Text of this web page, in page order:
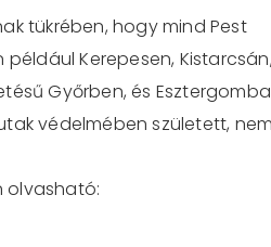
tükrében, hogy mind Pest
Kerepesen, Kistarcsán,
Győrben, és
védelmében született,
olvasható: